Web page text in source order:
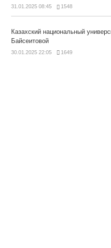
31.01.2025 08:45 1548
Казахский национальный
Байсеитовой
30.01.2025 22:05 1649